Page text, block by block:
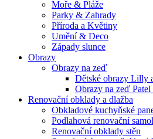
Moře & Pláže
Parky & Zahrady
Příroda a Květiny
Umění & Deco
Západy slunce
Obrazy
Obrazy na zeď
Dětské obrazy Lilly
Obrazy na zeď Patel
Renovační obklady a dlažba
Obkladové kuchyňské
Podlahová renovační
Renovační obklady stěn